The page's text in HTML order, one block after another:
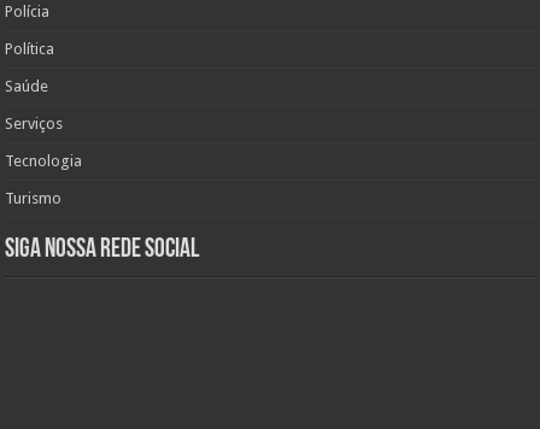
Polícia
Política
Saúde
Serviços
Tecnologia
Turismo
Siga nossa rede social